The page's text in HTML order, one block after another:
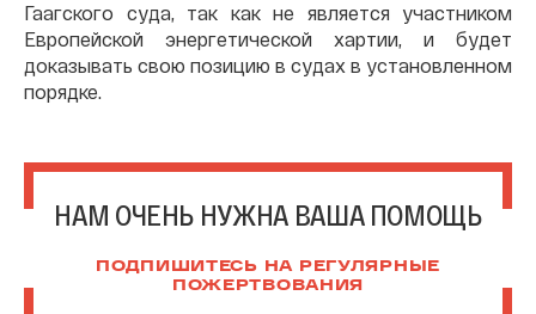
Гаагского суда, так как не является участником
Европейской энергетической хартии, и будет
доказывать свою позицию в судах в установленном
порядке.
НАМ ОЧЕНЬ НУЖНА ВАША ПОМОЩЬ
ПОДПИШИТЕСЬ НА РЕГУЛЯРНЫЕ
ПОЖЕРТВОВАНИЯ